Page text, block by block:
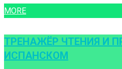
MORE
ТРЕНАЖЁР ЧТЕНИЯ И
ИСПАНСКОМ